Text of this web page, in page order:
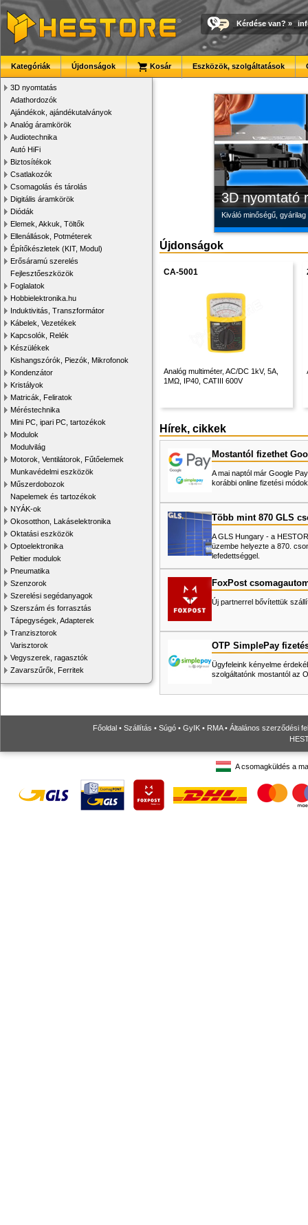
Kérdése van? »
Kategóriák Újdonságok Kosár Eszközök, szolgáltatások
3D nyomtatás
Adathordozók
Ajándékok, ajándékutalványok
Analóg áramkörök
Audiotechnika
Autó HiFi
Biztosítékok
Csatlakozók
Csomagolás és tárolás
Digitális áramkörök
Diódák
Elemek, Akkuk, Töltők
Ellenállások, Potméterek
Építőkészletek (KIT, Modul)
Erősáramú szerelés
Fejlesztőeszközök
Foglalatok
Hobbielektronika.hu
Induktivitás, Transzformátor
Kábelek, Vezetékek
Kapcsolók, Relék
Készülékek
Kishangszórók, Piezók, Mikrofonok
Kondenzátor
Kristályok
Matricák, Feliratok
Méréstechnika
Mini PC, ipari PC, tartozékok
Modulok
Modulvilág
Motorok, Ventilátorok, Fűtőelemek
Munkavédelmi eszközök
Műszerdobozok
Napelemek és tartozékok
NYÁK-ok
Okosotthon, Lakáselektronika
Oktatási eszközök
Optoelektronika
Peltier modulok
Pneumatika
Szenzorok
Szerelési segédanyagok
Szerszám és forrasztás
Tápegységek, Adapterek
Tranzisztorok
Varisztorok
Vegyszerek, ragasztók
Zavarszűrők, Ferritek
3D nyomtató
Kiváló minőségű,
Új PLA
Megbízható
Modulvilág
Újdonságok
CA-5001
Analóg multiméter, AC/DC 1kV, 5A,
1MΩ, IP40, CATIII 600V
Hírek, cikkek
Mostantól fizethet
A mai naptól már Google
korábbi online fizetési
Több mint 870 GLS
A GLS Hungary - a
üzembe helyezte a 870.
lefedettséggel.
FoxPost
Új partnerrel bővítettük
OTP SimplePay
Ügyfeleink kényelme
szolgáltatónk mostantól az
Főoldal • Szállítás • Súgó • GyIK • RMA• Általános szerződési
A csomagküldés a